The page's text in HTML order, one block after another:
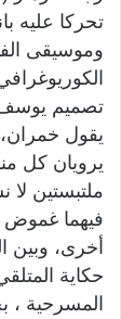
تحركا عليه
وموسيقى
تصميم
يقول
يرويان كل
ملتبستين لا
فيهما غموض
أخرى، وبين
حكاية
المسرحية